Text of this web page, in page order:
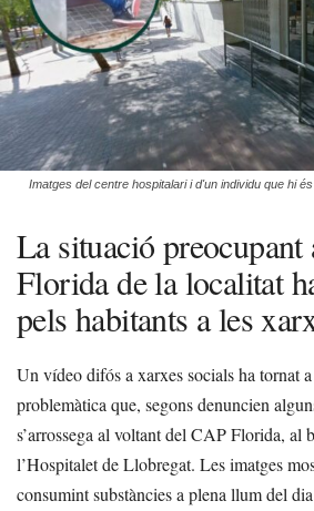
Imatges del centre hospitalari i d'un individu que hi
La situació
Florida de la localitat
pels habitants a les
Un vídeo difós a xarxes socials ha tornat
problemàtica que, segons denuncien
s’arrossega al voltant del CAP Florida, al
l’Hospitalet de Llobregat. Les imatges
consumint substàncies a plena llum del